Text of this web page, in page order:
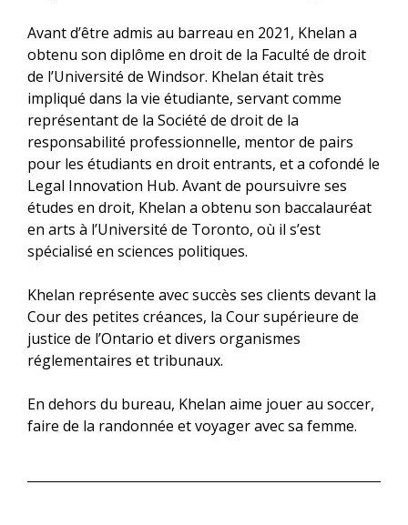
Avant d’être admis au barreau en 2021, Khelan a
obtenu son diplôme en droit de la Faculté de droit
de l’Université de Windsor. Khelan était très
impliqué dans la vie étudiante, servant comme
représentant de la Société de droit de la
responsabilité professionnelle, mentor de pairs
pour les étudiants en droit entrants, et a cofondé le
Legal Innovation Hub. Avant de poursuivre ses
études en droit, Khelan a obtenu son baccalauréat
en arts à l’Université de Toronto, où il s’est
spécialisé en sciences politiques.
Khelan représente avec succès ses clients devant la
Cour des petites créances, la Cour supérieure de
justice de l’Ontario et divers organismes
réglementaires et tribunaux.
En dehors du bureau, Khelan aime jouer au soccer,
faire de la randonnée et voyager avec sa femme.